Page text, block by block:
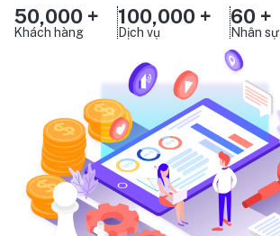
50,000 +
Khách hàng
100,000 +
Dịch vụ
60 +
Nhân sự